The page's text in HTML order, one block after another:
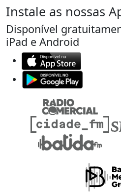
Instale as nossas
Disponível
iPad e Android